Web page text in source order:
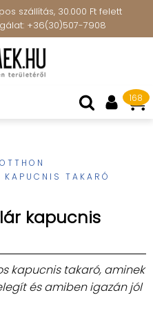
szállítás, 30.000 Ft felett
+36(30)507-7908
168
OTTHON
KAPUCNIS TAKARÓ
kapucnis
kapucnis takaró, aminek
és amiben igazán jól